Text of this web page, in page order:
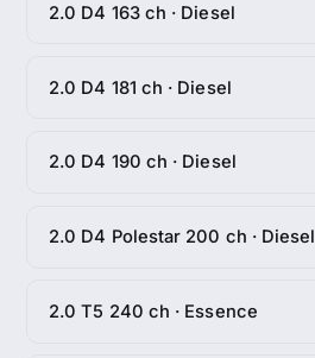
2.0 D4 163 ch · Diesel
2.0 D4 181 ch · Diesel
2.0 D4 190 ch · Diesel
2.0 D4 Polestar 200 ch · Diesel
2.0 T5 240 ch · Essence